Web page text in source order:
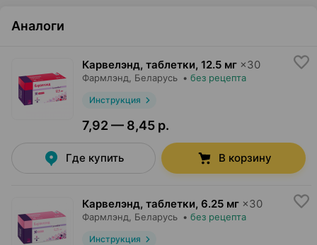
Аналоги
Карвелэнд, таблетки, 12.5 мг ×30
Фармлэнд , Беларусь • без рецепта
Инструкция
7,92 — 8,45 р.
Где купить В корзину
Карвелэнд, таблетки, 6.25 мг ×30
Фармлэнд , Беларусь • без рецепта
Инструкция